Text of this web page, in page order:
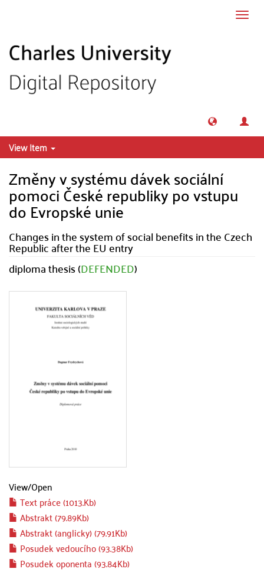
View Item
Změny v systému dávek sociální
pomoci České republiky po vstupu
do Evropské unie
Changes in the system of social benefits in the Czech
Republic after the EU entry
diploma thesis (DEFENDED)
View/Open
Text práce (1013.Kb)
Abstrakt (79.89Kb)
Abstrakt (anglicky) (79.91Kb)
Posudek vedoucího (93.38Kb)
Posudek oponenta (93.84Kb)